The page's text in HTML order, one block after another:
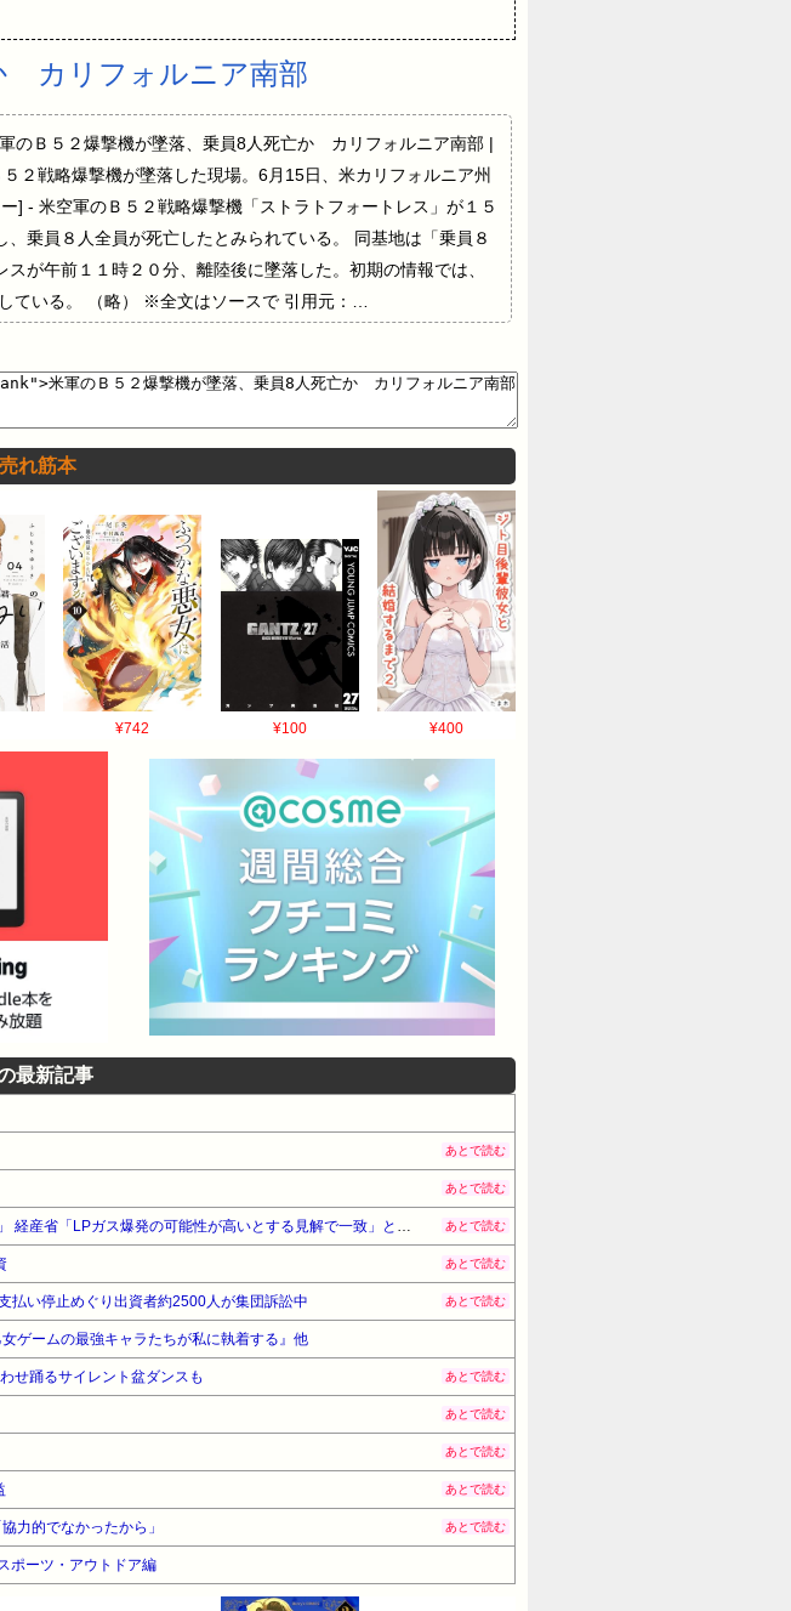
カリフォルニア南部
のＢ５２爆撃機が墜落、乗員8人死亡か カリフォルニア南部 |
２戦略爆撃機が墜落した現場。6月15日、米カリフォルニア州
] - 米空軍のＢ５２戦略爆撃機「ストラトフォートレ​ス」が１５
乗員８人全​員が死亡したとみられ​ている。 同基地は「乗員８
が午前１１時２０分、離陸後に墜落した。初期の情報では、
ている。 （略） ※全文はソースで 引用元：…
れ筋本
¥742 ¥100 ¥400
最新記事
あとで読む
あとで読む
イオンモール熊本爆発事故 LPガス供給会社「当局の調査に全面的に協力」 経産省「LPガス爆発の可能性が高いとする見解で一致」と発表 あとで読む
あとで読む
い停止めぐり出資者約2500人が集団訴訟中 あとで読む
ゲームの最強キャラたちが私に執着する』他
せ踊るサイレント盆ダンスも あとで読む
あとで読む
あとで読む
あとで読む
力的でなかったから」 あとで読む
ポーツ・アウトドア編